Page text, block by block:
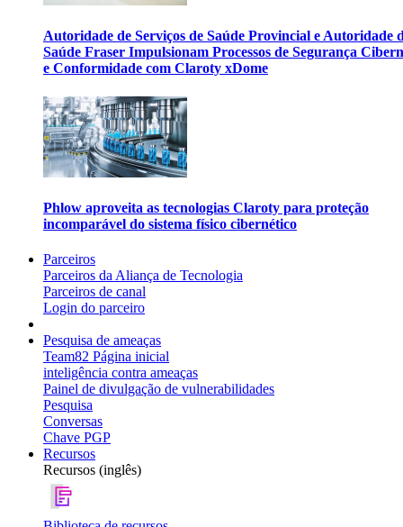
Autoridade de Serviços de Saúde Provincial e Autoridade
Saúde Fraser Impulsionam Processos de Segurança
e Conformidade com Claroty xDome
Phlow aproveita as tecnologias Claroty para proteção
incomparável do sistema físico cibernético
Parceiros
Parceiros da Aliança de Tecnologia
Parceiros de canal
Login do parceiro
Pesquisa de ameaças
Team82 Página inicial
inteligência contra ameaças
Painel de divulgação de vulnerabilidades
Pesquisa
Conversas
Chave PGP
Recursos
Recursos (inglês)